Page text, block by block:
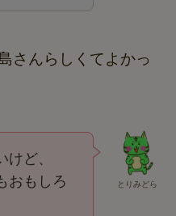
さんらしくてよかっ
とりみどら
ど、
おもしろ